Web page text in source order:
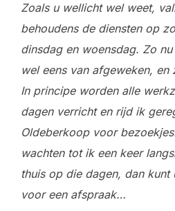
Zoals u wellicht wel weet,
behoudens de diensten op
dinsdag en woensdag. Zo
wel eens van afgeweken,
In principe worden alle
dagen verricht en rijd ik
Oldeberkoop voor
wachten tot ik een keer
thuis op die dagen, dan kunt
voor een afspraak…